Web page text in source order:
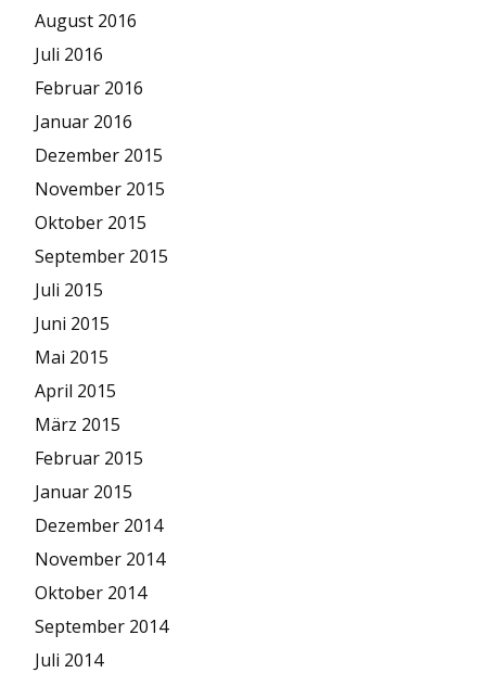
August 2016
Juli 2016
Februar 2016
Januar 2016
Dezember 2015
November 2015
Oktober 2015
September 2015
Juli 2015
Juni 2015
Mai 2015
April 2015
März 2015
Februar 2015
Januar 2015
Dezember 2014
November 2014
Oktober 2014
September 2014
Juli 2014